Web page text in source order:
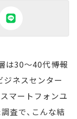
30～40代――博報
ジネスセンター
マートフォンユ
査で、こんな結